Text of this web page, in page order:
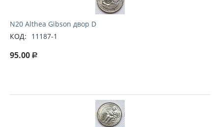
N20 Althea Gibson двор D
КОД:
11187-1
95.00 Р